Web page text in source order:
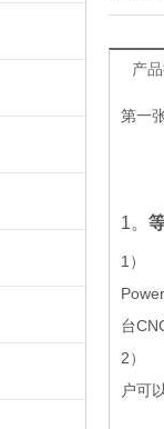
产
第一
1。
1）
台
2）
户可